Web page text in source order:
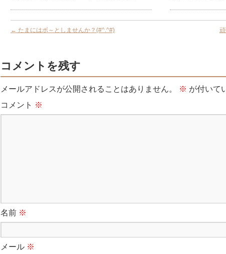
← たまにはボ～としませんか？(#^.^#)
コメントを残す
メールアドレスが公開されることはありません。 ※ が付いて
コメント ※
名前 ※
メール ※